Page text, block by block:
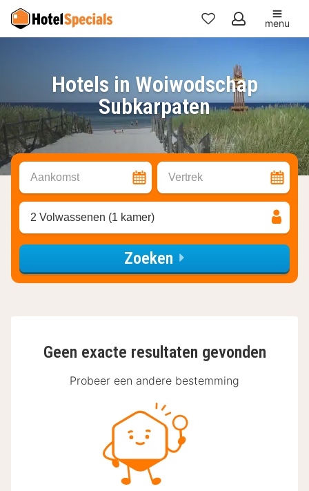
Mijn
menu
Hotels in Woiwodschap
Subkarpaten
Aankomst Vertrek
2 Volwassenen (1 kamer)
Zoeken
Geen exacte resultaten gevonden
Probeer een andere bestemming